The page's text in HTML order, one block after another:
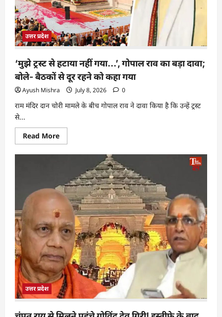
उत्तर प्रदेश
‘मुझे ट्रस्ट से हटाया नहीं गया…’, गोपाल राव का बड़ा दावा;
बोले- बैठकों से दूर रहने को कहा गया
Ayush Mishra July 8, 2026 0
राम मंदिर दान चोरी मामले के बीच गोपाल राव ने दावा किया है कि उन्हें ट्रस्ट
से...
Read More
उत्तर प्रदेश